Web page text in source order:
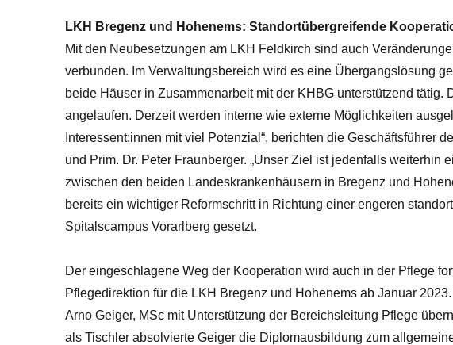
LKH Bregenz und Hohenems: Standortübergreifende
Mit den Neubesetzungen am LKH Feldkirch sind auch
verbunden. Im Verwaltungsbereich wird es eine Übergangslösung
beide Häuser in Zusammenarbeit mit der KHBG unterstützend
angelaufen. Derzeit werden interne wie externe Möglichkeiten
Interessent:innen mit viel Potenzial“, berichten die Geschäftsführer
und Prim. Dr. Peter Fraunberger. „Unser Ziel ist jedenfalls
zwischen den beiden Landeskrankenhäusern in Bregenz und
bereits ein wichtiger Reformschritt in Richtung einer engeren
Spitalscampus Vorarlberg gesetzt.
Der eingeschlagene Weg der Kooperation wird auch in der Pflege
Pflegedirektion für die LKH Bregenz und Hohenems ab Januar
Arno Geiger, MSc mit Unterstützung der Bereichsleitung Pflege
als Tischler absolvierte Geiger die Diplomausbildung zum